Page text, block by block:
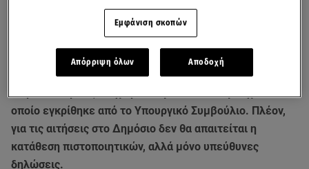
Τέλος στον παραλογισμό του Δημοσίουνα ζητά από τους
πολίτες, εν έτει 2026, έγγραφα που ήδη το κράτος έχει
στη διάθεσή του, επιχειρεί να βάλει νέο νομοσχέδιο το
οποίο εγκρίθηκε από το Υπουργικό Συμβούλιο. Πλέον,
για τις αιτήσεις στο Δημόσιο δεν θα απαιτείται η
κατάθεση πιστοποιητικών, αλλά μόνο υπεύθυνες
δηλώσεις.
Εμφάνιση σκοπών
Απόρριψη όλων Αποδοχή